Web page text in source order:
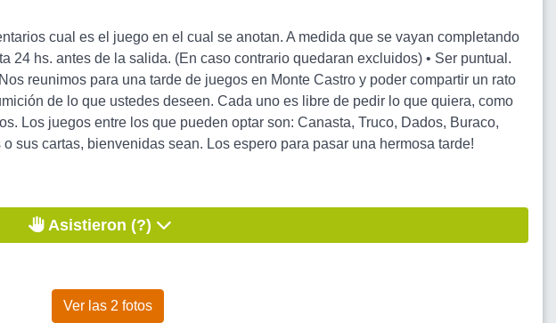
cual es el juego en el cual se anotan. A medida que se vayan completando
24 hs. antes de la salida. (En caso contrario quedaran excluidos) • Ser puntual.
reunimos para una tarde de juegos en Monte Castro y poder compartir un rato
de lo que ustedes deseen. Cada uno es libre de pedir lo que quiera, como
Los juegos entre los que pueden optar son: Canasta, Truco, Dados, Buraco,
sus cartas, bienvenidas sean. Los espero para pasar una hermosa tarde!
Asistieron (?)
Ver las 2 fotos